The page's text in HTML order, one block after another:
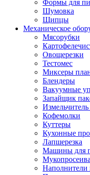
Формы для
Шумовка
Щипцы
Механическое
Мясорубки
Овощерезки
Тестомес
Миксеры
Блендеры
Вакуумные
Запайщик
Измельчитель
Кофемолки
Куттеры
Кухонные
Лапшерезка
Машины для
Наполнители